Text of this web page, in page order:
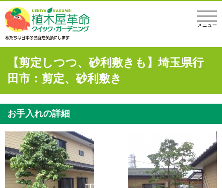
メニュー
【剪定しつつ、砂利敷きも】埼玉県行
田市：剪定、砂利敷き
お手入れの詳細